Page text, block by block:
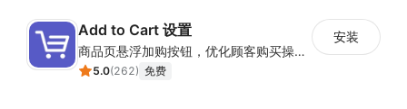
Add to Cart 设置
商品页悬浮加购按钮，优化顾客购买操作路径
5.0(262) 免费
安装